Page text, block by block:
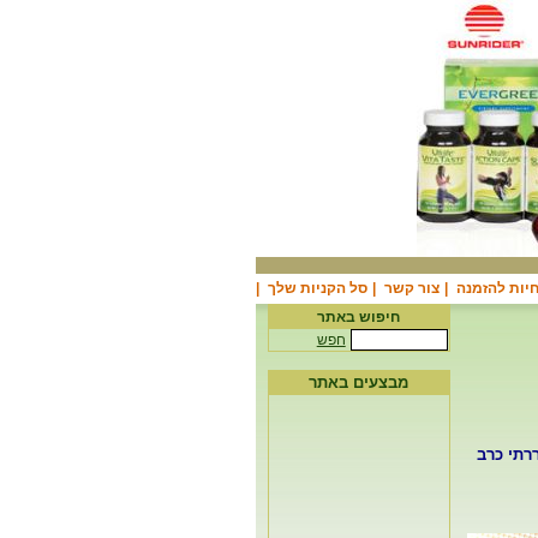
להזמנה צור קשר סל הקניות שלך
כרב
חיפוש באתר
חפש
מבצעים באתר